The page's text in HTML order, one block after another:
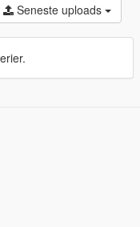
Seneste uploads